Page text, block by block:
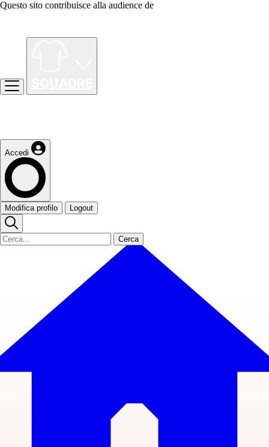
Questo sito contribuisce alla audience de
Accedi
Modifica profilo Logout
Cerca